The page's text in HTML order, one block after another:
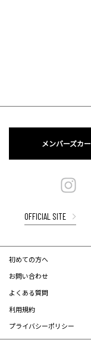
メンバーズカ
OFFICIAL SITE
初めての方へ
お問い合わせ
よくある質問
利用規約
プライバシーポリシー